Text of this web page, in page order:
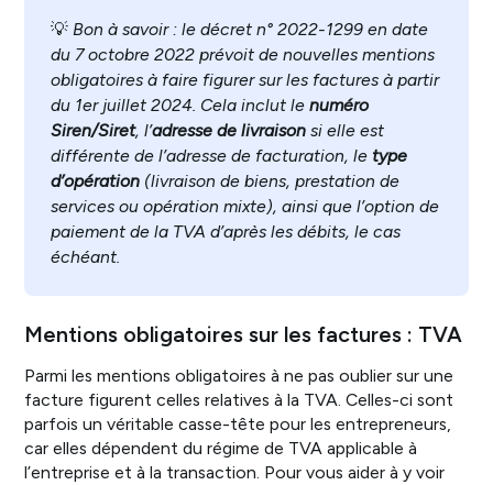
💡 Bon à savoir : le décret n° 2022-1299 en date
du 7 octobre 2022 prévoit de nouvelles mentions
obligatoires à faire figurer sur les factures à partir
du 1er juillet 2024. Cela inclut le numéro
Siren/Siret, l’adresse de livraison si elle est
différente de l’adresse de facturation, le type
d’opération (livraison de biens, prestation de
services ou opération mixte), ainsi que l’option de
paiement de la TVA d’après les débits, le cas
échéant.
Mentions obligatoires sur les factures : TVA
Parmi les mentions obligatoires à ne pas oublier sur une
facture figurent celles relatives à la TVA. Celles-ci sont
parfois un véritable casse-tête pour les entrepreneurs,
car elles dépendent du régime de TVA applicable à
l’entreprise et à la transaction. Pour vous aider à y voir